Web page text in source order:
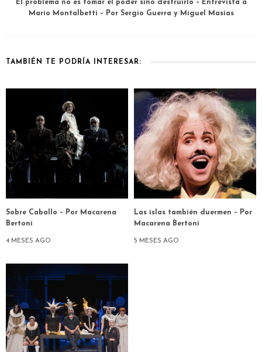
El problema no es tomar el poder sino destruirlo – Entrevista a
Mario Montalbetti – Por Sergio Guerra y Miguel Masías
TAMBIÉN TE PODRÍA INTERESAR:
Sobre Caballo – Por Macarena
Bertoni
4 MESES AGO
Las islas también duermen – Por
Macarena Bertoni
5 MESES AGO